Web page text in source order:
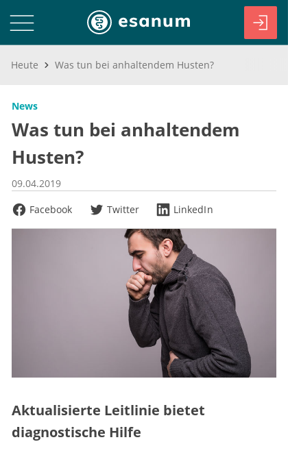
Heute Was tun bei anhaltendem Husten?
News
Was tun bei anhaltendem
Husten?
09.04.2019
Facebook
Twitter LinkedIn
Aktualisierte Leitlinie bietet
diagnostische Hilfe